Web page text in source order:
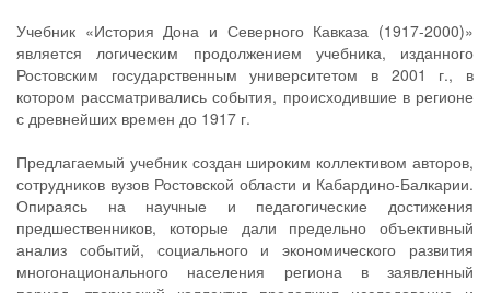
Учебник «История Дона и Северного Кавказа (1917-2000)»
является логическим продолжением учебника, изданного
Ростовским государственным университетом в 2001 г., в
котором рассматривались события, происходившие в регионе
с древнейших времен до 1917 г.
Предлагаемый учебник создан широким коллективом авторов,
сотрудников вузов Ростовской области и Кабардино-Балкарии.
Опираясь на научные и педагогические достижения
предшественников, которые дали предельно объективный
анализ событий, социального и экономического развития
многонационального населения региона в заявленный